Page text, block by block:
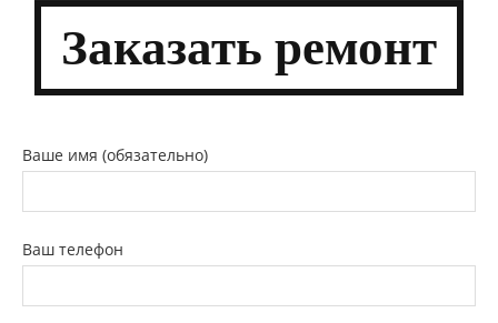
Заказать ремонт
Ваше имя (обязательно)
Ваш телефон